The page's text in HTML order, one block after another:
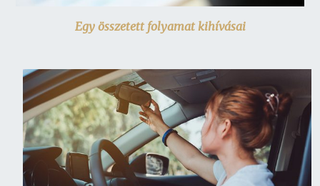
Egy összetett folyamat kihívásai